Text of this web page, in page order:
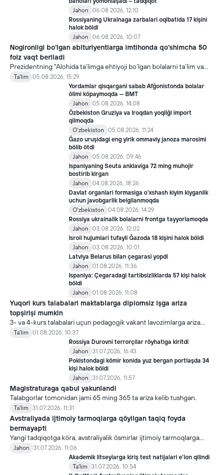
Jahon
06.08.2026, 12:10
Rossiyaning Ukrainaga zarbalari oqibatida 17 kişini
halok böldi
Jahon
06.08.2026, 10:07
Nogironligi bo‘lgan abituriyentlarga imtihonda qo‘shimcha 50
foiz vaqt beriladi
Prezidentning "Alohida ta’limga ehtiyoji bo‘lgan bolalarni ta’lim va
ijtimoiy xizmatlar bilan qamrab olish tizimini takomillashtirish
bo‘yicha qo‘shimcha chora-tadbirlar to‘g‘risida"gi qarori bilan
inklyuziv ta’lim sohasida qator yangi mexanizmlar joriy etilmoqda.
Ta'lim 05.08.2026, 15:29
Yordamlar qisqargani sabab Afğonistonda bolalar
ölimi köpaymoqda — BMT
Jahon
05.08.2026, 14:08
Özbekiston Gruziya va Iroqdan yoqilği import
qilmoqda
Oʻzbekiston
05.08.2026, 11:24
Ğazo uruşidagi eng yirik ommaviy janoza marosimi
bölib ötdi
Jahon
05.08.2026, 09:46
Ispaniyaning Seuta anklaviga 72 ming muhojir
bostirib kirgan
Jahon
04.08.2026, 18:26
Davlat organlari formasiga o‘xshash kiyim kiyganlik
uchun javobgarlik belgilanmoqda
Oʻzbekiston
04.08.2026, 14:29
Rossiya ukrainalik bolalarni frontga tayyorlamoqda
Jahon
03.08.2026, 12:02
Isroil hujumlari tufayli Ğazoda 18 kişini halok böldi
Jahon
03.08.2026, 10:01
Latviya Belarus bilan çegarasi yopdi
Jahon
01.08.2026, 11:36
Ispaniya: Çegaradagi tartibsizliklarda 57 kişi halok
böldi
Jahon
01.08.2026, 11:08
Yuqori kurs talabalari maktablarga diplomsiz işga ariza
topşirişi mumkin
3- va 4-kurs talabalari uçun pedagogik vakant lavozimlarga ariza
topşirish yanada soddalaştirildi.
Ta'lim 01.08.2026, 10:37
Rossiya Durovni terrorçilar röyhatiga kiritdi
Jahon
31.07.2026, 16:43
Pokistondagi kömir konida yuz bergan portlaşda 34
kişi halok böldi
Jahon
31.07.2026, 11:57
Magistraturaga qabul yakunlandi
Talabgorlar tomonidan jami 65 ming 365 ta ariza kelib tushgan.
Ta'lim 31.07.2026, 11:31
Avstraliyada ijtimoiy tarmoqlarga qöyilgan taqiq foyda
bermayapti
Yangi tadqiqotga köra, avstraliyalik ösmirlar ijtimoiy tarmoqlarga
qöyilgan taqiqdan söng ham ulardan foydalanmoqda.
Jahon
31.07.2026, 11:06
Akademik litseylarga kiriş test natijalari e'lon qilindi
Ta'lim 31.07.2026, 10:54